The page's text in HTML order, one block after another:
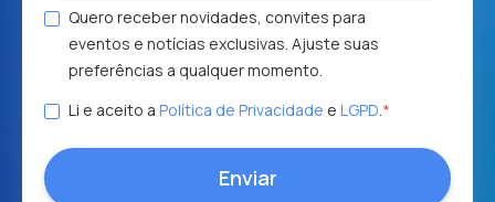
Quero receber novidades, convites para
eventos e notícias exclusivas. Ajuste suas
preferências a qualquer momento.
Li e aceito a Política de Privacidade e LGPD.*